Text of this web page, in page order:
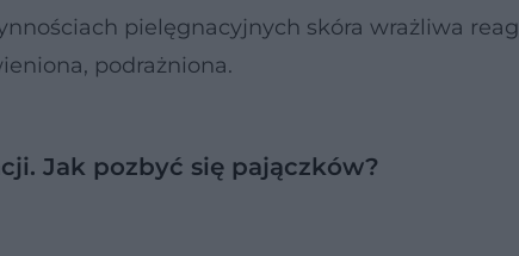
pielęgnacyjnych skóra wrażliwa
podrażniona.
Jak pozbyć się pajączków?